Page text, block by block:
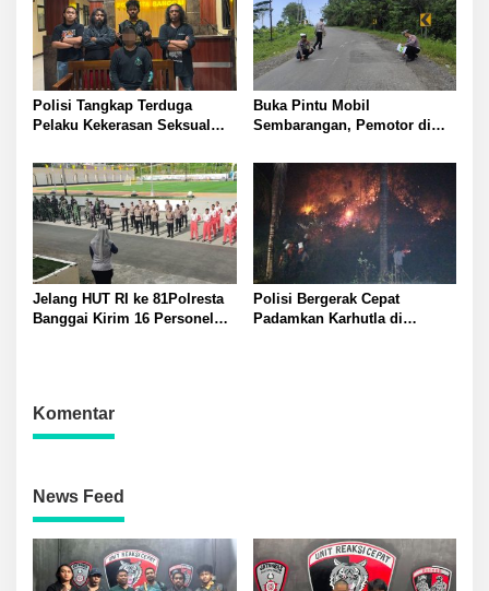
Polisi Tangkap Terduga
Pelaku Kekerasan Seksual
Luwuk
Buka Pintu Mobil
Sembarangan, Pemotor di
Lakukan Olah TKP
Jelang HUT RI ke 81Polresta
Banggai Kirim 16 Personel
Polisi Bergerak Cepat
Padamkan Karhutla di
Komentar
News Feed